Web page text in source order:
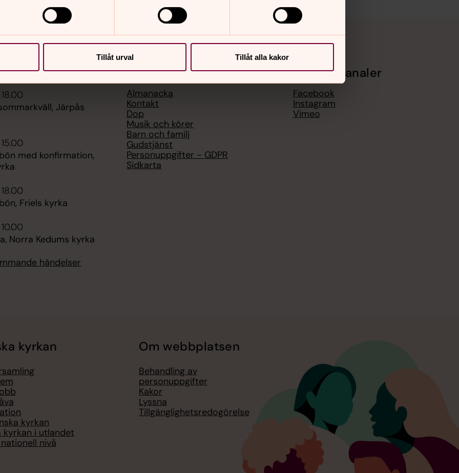
Tillåt urval Tillåt alla kakor
Järpås
med konfirmation,
Friels kyrka
Norra Kedums kyrka
händelser
Hitta snabbt
Almanacka
Kontakt
Dop
Musik och körer
Barn och familj
Gudstjänst
Personuppgifter - GDPR
Sidkarta
Sociala kanaler
Facebook
Instagram
Vimeo
kyrkan
kyrkan
kyrkan i utlandet
nivå
Om webbplatsen
Behandling av
personuppgifter
Kakor
Lyssna
Tillgänglighetsredogörelse